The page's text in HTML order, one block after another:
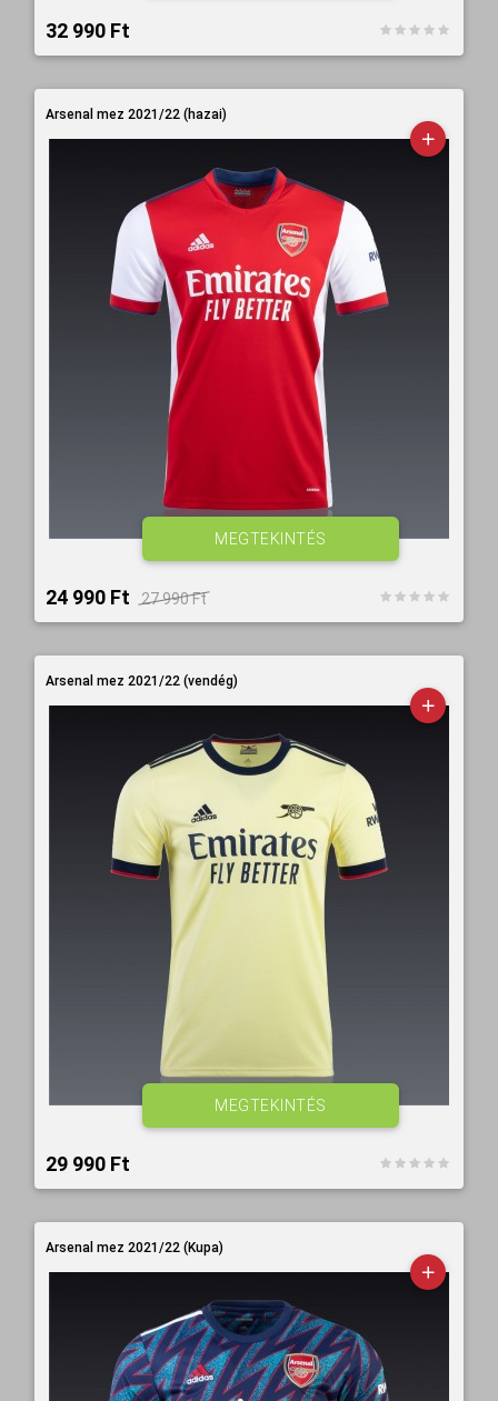
32 990 Ft‎
Arsenal mez 2021/22 (hazai)
24 990 Ft‎ 27 990 Ft‎
MEGTEKINTÉS
Arsenal mez 2021/22 (vendég)
29 990 Ft‎
MEGTEKINTÉS
Arsenal mez 2021/22 (Kupa)